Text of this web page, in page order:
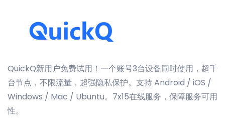
QuickQ新用户免费试用！一个账号3台设备同时使用，超千
台节点，不限流量，超强隐私保护。支持 Android / iOS /
Windows / Mac / Ubuntu。7x15在线服务，保障服务可用
性。